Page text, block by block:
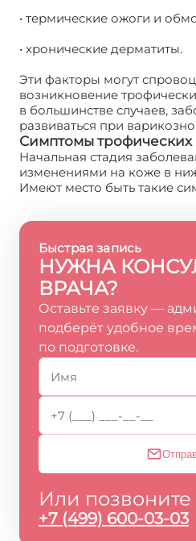
• термические ожоги и
• хронические дерматиты.
Эти факторы могут
возникновение
в большинстве случаев,
развиваться при
Симптомы трофических
Начальная стадия
изменениями на коже в
Имеют место быть такие
Быстрая запись
НУЖНА
ВРАЧА?
Оставьте заявку —
подберёт удобное
по подготовке.
Или позвоните
+7 (499) 600-03-03